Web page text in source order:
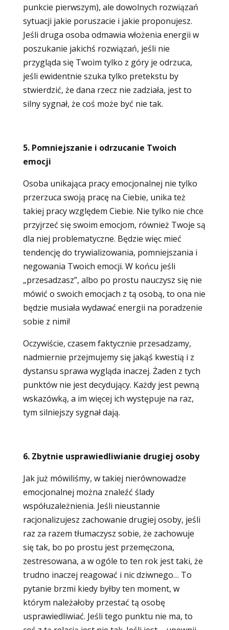
punkcie pierwszym), ale dowolnych rozwiązań
sytuacji jakie poruszacie i jakie proponujesz.
Jeśli druga osoba odmawia włożenia energii w
poszukanie jakichś rozwiązań, jeśli nie
przygląda się Twoim tylko z góry je odrzuca,
jeśli ewidentnie szuka tylko pretekstu by
stwierdzić, że dana rzecz nie zadziała, jest to
silny sygnał, że coś może być nie tak.
5. Pomniejszanie i odrzucanie Twoich
emocji
Osoba unikająca pracy emocjonalnej nie tylko
przerzuca swoją pracę na Ciebie, unika też
takiej pracy względem Ciebie. Nie tylko nie chce
przyjrzeć się swoim emocjom, również Twoje są
dla niej problematyczne. Będzie więc mieć
tendencję do trywializowania, pomniejszania i
negowania Twoich emocji. W końcu jeśli
„przesadzasz”, albo po prostu nauczysz się nie
mówić o swoich emocjach z tą osobą, to ona nie
będzie musiała wydawać energii na poradzenie
sobie z nimi!
Oczywiście, czasem faktycznie przesadzamy,
nadmiernie przejmujemy się jakąś kwestią i z
dystansu sprawa wygląda inaczej. Żaden z tych
punktów nie jest decydujący. Każdy jest pewną
wskazówką, a im więcej ich występuje na raz,
tym silniejszy sygnał dają.
6. Zbytnie usprawiedliwianie drugiej osoby
Jak już mówiliśmy, w takiej nierównowadze
emocjonalnej można znaleźć ślady
współuzależnienia. Jeśli nieustannie
racjonalizujesz zachowanie drugiej osoby, jeśli
raz za razem tłumaczysz sobie, że zachowuje
się tak, bo po prostu jest przemęczona,
zestresowana, a w ogóle to ten rok jest taki, że
trudno inaczej reagować i nic dziwnego… To
pytanie brzmi kiedy byłby ten moment, w
którym należałoby przestać tą osobę
usprawiedliwiać. Jeśli tego punktu nie ma, to